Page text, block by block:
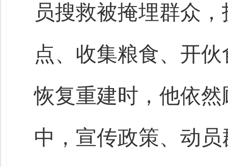
员搜救被掩埋群众
点、收集粮食、开
恢复重建时，他依
中，宣传政策、动